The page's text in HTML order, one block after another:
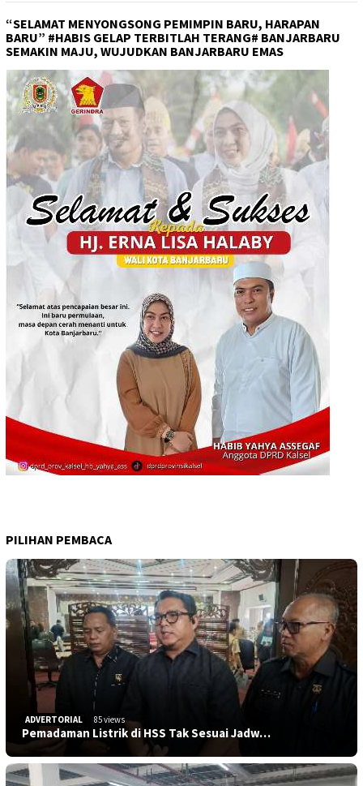
“SELAMAT MENYONGSONG PEMIMPIN BARU, HARAPAN
BARU” #HABIS GELAP TERBITLAH TERANG# BANJARBARU
SEMAKIN MAJU, WUJUDKAN BANJARBARU EMAS
PILIHAN PEMBACA
ADVERTORIAL 85 views
Pemadaman Listrik di HSS Tak Sesuai Jadw…